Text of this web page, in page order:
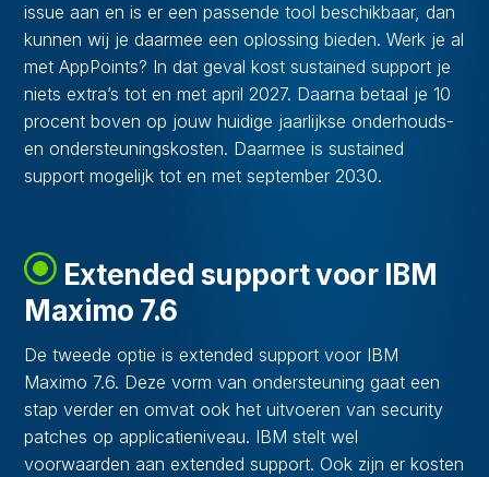
issue aan en is er een passende tool beschikbaar, dan
kunnen wij je daarmee een oplossing bieden. Werk je al
met AppPoints? In dat geval kost sustained support je
niets extra’s tot en met april 2027. Daarna betaal je 10
procent boven op jouw huidige jaarlijkse onderhouds-
en ondersteuningskosten. Daarmee is sustained
support mogelijk tot en met september 2030.
Extended support voor IBM
Maximo 7.6
De tweede optie is extended support voor IBM
Maximo 7.6. Deze vorm van ondersteuning gaat een
stap verder en omvat ook het uitvoeren van security
patches op applicatieniveau. IBM stelt wel
voorwaarden aan extended support. Ook zijn er kosten